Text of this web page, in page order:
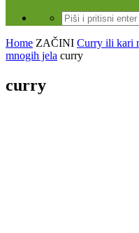
Home ZAČINI Curry ili kari
mnogih jela curry
curry